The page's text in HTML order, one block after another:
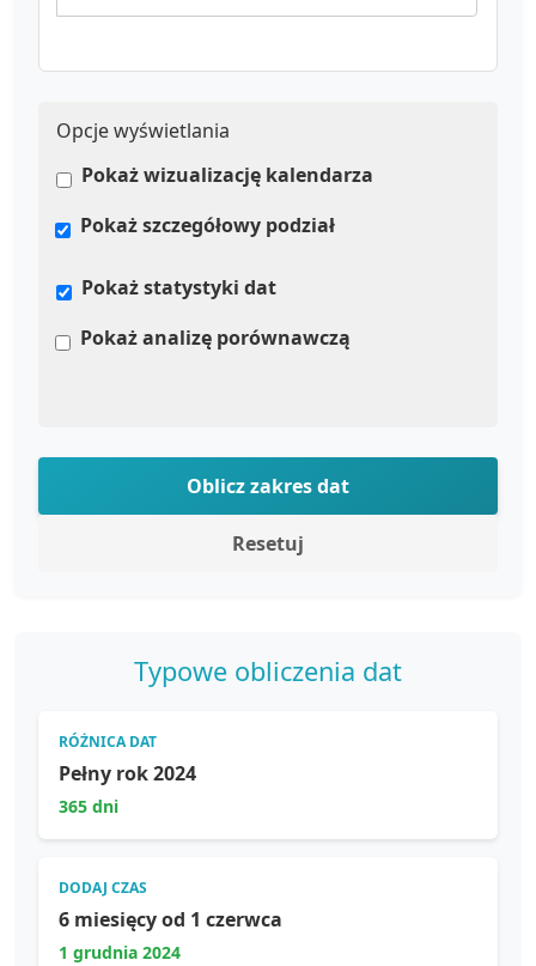
Opcje wyświetlania
Pokaż wizualizację kalendarza
Pokaż szczegółowy podział
Pokaż statystyki dat
Pokaż analizę porównawczą
Oblicz zakres dat
Resetuj
Typowe obliczenia dat
RÓŻNICA DAT
Pełny rok 2024
365 dni
DODAJ CZAS
6 miesięcy od 1 czerwca
1 grudnia 2024